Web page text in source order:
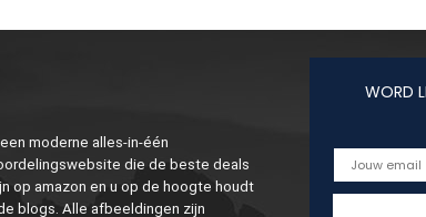
moderne alles-in-één
die de beste deals
op amazon en u op de hoogte houdt
blogs. Alle afbeeldingen zijn
WORD